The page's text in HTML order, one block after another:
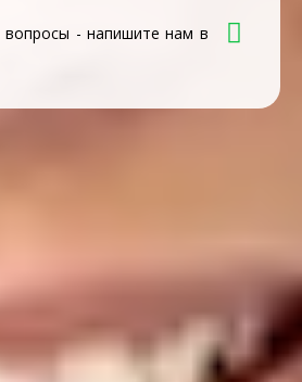
вопросы - напишите нам в